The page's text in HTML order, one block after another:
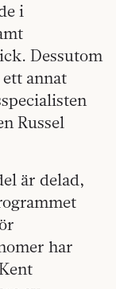
i
Dessutom
annat
Russel
är delad,
har